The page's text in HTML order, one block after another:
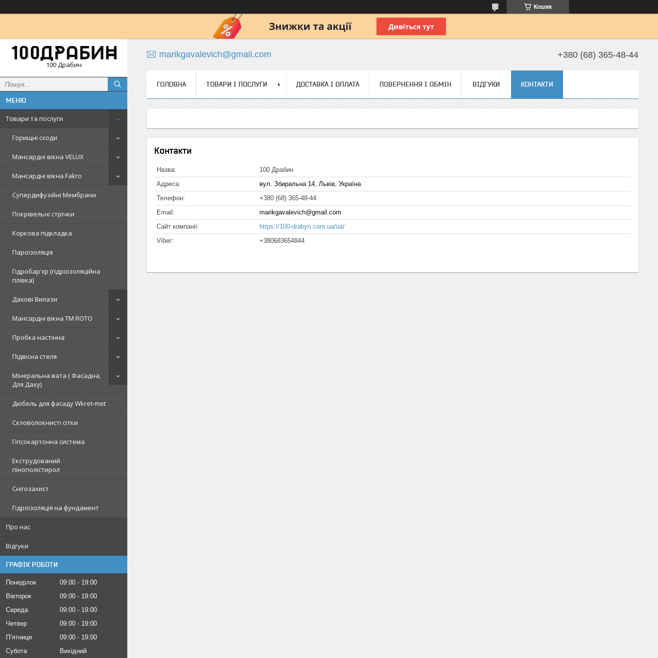
Кошик
100 Драбин
Товари та послуги
Горищні сходи
Мансардні вікна VELUX
Мансардні вікна Fakro
Супердифузійні Мембрани
Покрівельні стрічки
Коркова підкладка
Пароізоляція
Гідробар'єр (гідроізоляційна
плівка)
Дахові Вилази
Мансардні вікна TM ROTO
Пробка настінна
Підвісна стеля
Мінеральна вата ( Фасадна,
Для Даху)
Дюбель для фасаду Wkret-met
Скловолокнисті сітки
Гіпсокартонна система
Екструдований
пінополістирол
Снігозахист
Гідроізоляція на фундамент
Про нас
Відгуки
ГРАФІК РОБОТИ
Понеділок 09:00
19:00
Вівторок
09:00
19:00
Середа
09:00
19:00
Четвер
09:00
19:00
Пʼятниця
09:00
19:00
Субота
Вихідний
marikgavalevich@gmail.com +380 (68) 365-48-44
ГОЛОВНА ТОВАРИ І ПОСЛУГИ ДОСТАВКА І ОПЛАТА ПОВЕРНЕННЯ І ОБМІН ВІДГУКИ КОНТАКТИ
Контакти
100 Драбин
вул. Збиральна 14, Львів, Україна
+380 (68) 365-48-44
marikgavalevich@gmail.com
https://100-drabyn.com.ua/ua/
+380683654844